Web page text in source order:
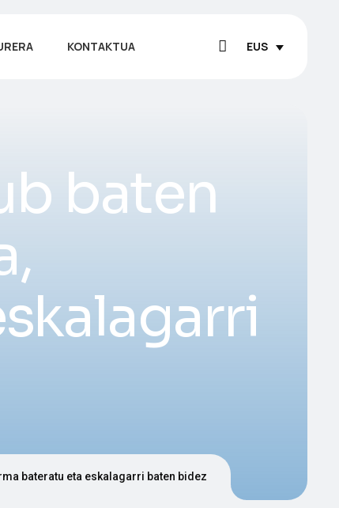
KONTAKTUA EUS
baten
bateratu eta eskalagarri baten bidez